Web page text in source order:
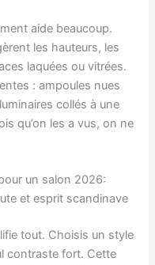
aide beaucoup.
les hauteurs, les
laquées ou vitrées.
: ampoules nues
collés à une
qu’on les a vus, on ne
un salon 2026:
et esprit scandinave
tout. Choisis un style
contraste fort. Cette